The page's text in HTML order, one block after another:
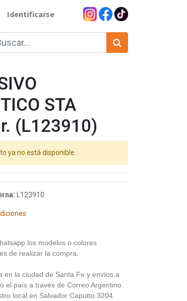
Identificarse
STA
(L123910)
ya no está disponible.
L123910
los modelos o colores
de realizar la compra.
en la ciudad de Santa Fe y envíos a
el país a través de Correo Argentino.
local en Salvador Caputto 3204